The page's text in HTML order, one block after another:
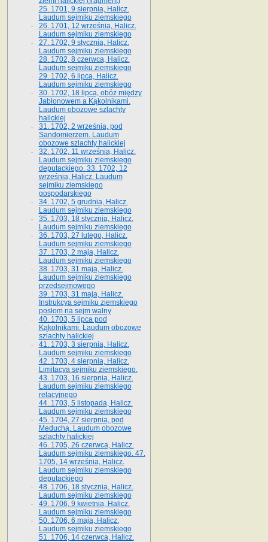
25. 1701, 9 sierpnia, Halicz.
Laudum sejmiku ziemskiego
26. 1701, 12 września, Halicz.
Laudum sejmiku ziemskiego
27. 1702, 9 stycznia, Halicz.
Laudum sejmiku ziemskiego
28. 1702, 8 czerwca, Halicz.
Laudum sejmiku ziemskiego
29. 1702, 6 lipca, Halicz.
Laudum sejmiku ziemskiego
30. 1702, 18 lipca, obóz między
Jabłonowem a Kąkolnikami.
Laudum obozowe szlachty
halickiej
31. 1702, 2 września, pod
Sandomierzem. Laudum
obozowe szlachty halickiej
32. 1702, 11 września, Halicz.
Laudum sejmiku ziemskiego
deputackiego. 33. 1702, 12
września, Halicz. Laudum
sejmiku ziemskiego
gospodarskiego
34. 1702, 5 grudnia, Halicz.
Laudum sejmiku ziemskiego
35. 1703, 18 stycznia, Halicz.
Laudum sejmiku ziemskiego
36. 1703, 27 lutego, Halicz.
Laudum sejmiku ziemskiego
37. 1703, 2 maja, Halicz.
Laudum sejmiku ziemskiego
38. 1703, 31 maja, Halicz.
Laudum sejmiku ziemskiego
przedsejmowego
39. 1703, 31 maja, Halicz.
Instrukcya sejmiku ziemskiego
posłom na sejm walny
40. 1703, 5 lipca pod
Kąkolnikami. Laudum obozowe
szlachty halickiej
41­. 1703, 3 sierpnia, Halicz.
Laudum sejmiku ziemskiego
42. 1703, 4 sierpnia, Halicz.
Limitacya sejmiku ziemskiego.
43. 1703, 16 sierpnia, Halicz.
Laudum sejmiku ziemskiego
relacyjnego
44. 1703, 5 listopada, Halicz.
Laudum sejmiku ziemskiego
45. 1704, 27 sierpnia, pod
Meduchą. Laudum obozowe
szlachty halickiej
46. 1705, 26 czerwca, Halicz.
Laudum sejmiku ziemskiego. 47.
1705, 14 września, Halicz.
Laudum sejmiku ziemskiego
deputackiego
48. 1706, 18 stycznia, Halicz.
Laudum sejmiku ziemskiego
49. 1706, 9 kwietnia, Halicz.
Laudum sejmiku ziemskiego
50. 1706, 6 maja, Halicz.
Laudum sejmiku ziemskiego
51. 1706, 14 czerwca, Halicz.